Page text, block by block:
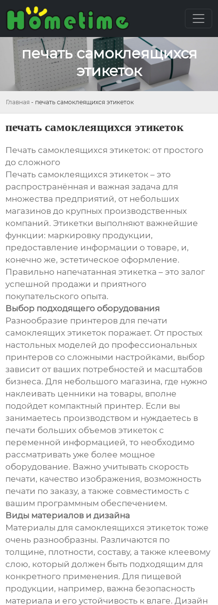
печать самоклеящихся
этикеток
Главная - печать самоклеящихся этикеток
печать самоклеящихся этикеток
Печать самоклеящихся этикеток: от простого
до сложного
Печать самоклеящихся этикеток – это
распространённая и важная задача для
множества предприятий, от небольших
магазинов до крупных производственных
компаний. Этикетки выполняют важнейшие
функции: маркировку продукции,
предоставление информации о товаре, и,
конечно же, эстетическое оформление.
Правильно напечатанная этикетка – это залог
успешной продажи и приятного
покупательского опыта.
Выбор подходящего оборудования
Разнообразие принтеров для печати
самоклеящих этикеток поражает. От простых
настольных моделей до профессиональных
принтеров со сложными настройками, выбор
зависит от ваших потребностей и масштабов
бизнеса. Для небольшого магазина, где нужно
наклеивать ценники на товары, вполне
подойдет компактный принтер. Если вы
занимаетесь производством и нуждаетесь в
печати больших объемов этикеток с
переменной информацией, то необходимо
рассматривать уже более мощное
оборудование. Важно учитывать скорость
печати, качество изображения, возможность
печати по заказу, а также совместимость с
вашим программным обеспечением.
Виды материалов и дизайна
Материалы для самоклеящихся этикеток тоже
очень разнообразны. Различаются по
толщине, плотности, составу, а также клеевому
слою, который должен быть подходящим для
конкретного применения. Для пищевой
продукции, например, важна безопасность
материала и его устойчивость к влаге. Дизайн